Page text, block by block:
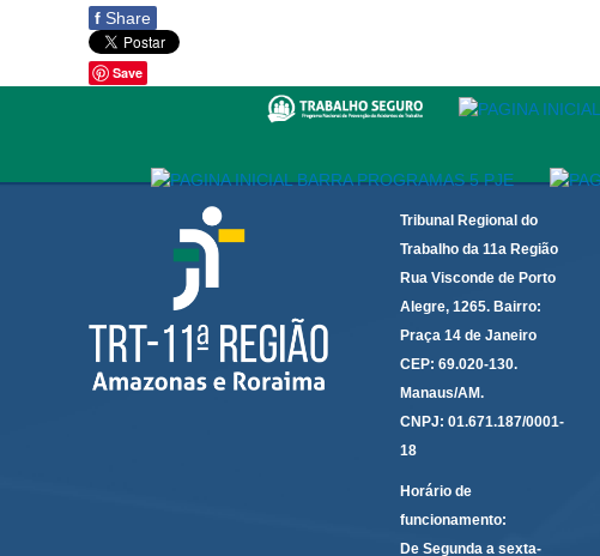
f Share
Save
Tribunal Regional do
Trabalho da 11a Região
Rua Visconde de Porto
Alegre, 1265. Bairro:
Praça 14 de Janeiro
CEP: 69.020-130.
Manaus/AM.
CNPJ: 01.671.187/0001-
18
Horário de
funcionamento:
De Segunda a sexta-